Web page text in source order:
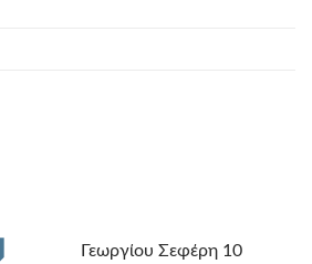
Γεωργίου Σεφέρη 10